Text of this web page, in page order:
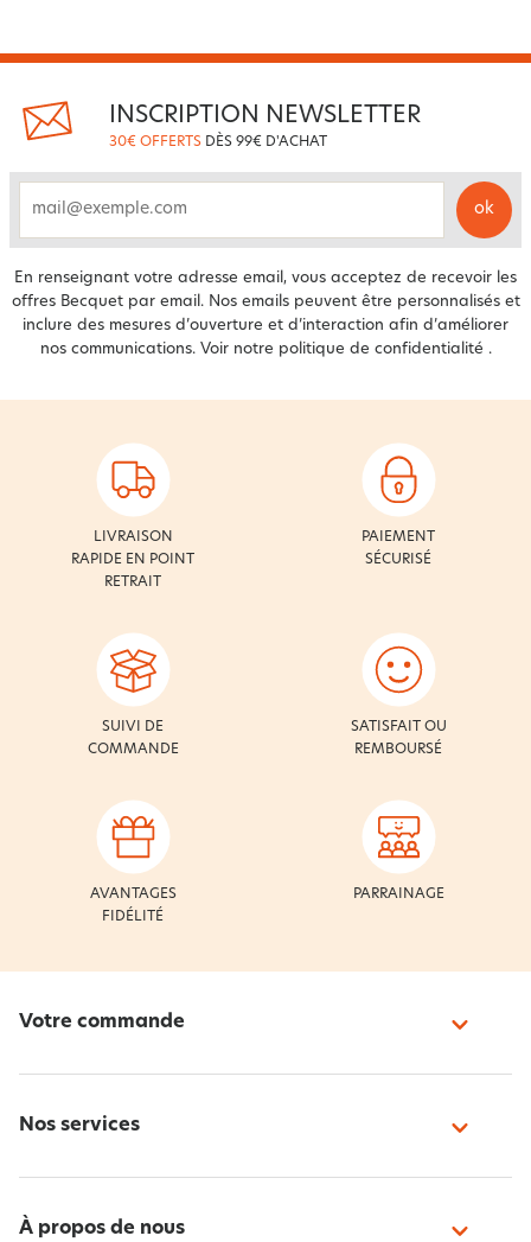
INSCRIPTION NEWSLETTER
30€ OFFERTS DÈS 99€ D'ACHAT
ok
En renseignant votre adresse email, vous acceptez de recevoir les
offres Becquet par email. Nos emails peuvent être personnalisés et
inclure des mesures d’ouverture et d’interaction afin d’améliorer
nos communications. Voir notre politique de confidentialité .
LIVRAISON
RAPIDE EN POINT
RETRAIT
PAIEMENT
SÉCURISÉ
SUIVI DE
COMMANDE
SATISFAIT OU
REMBOURSÉ
AVANTAGES
FIDÉLITÉ
PARRAINAGE
Votre commande
Nos services
À propos de nous